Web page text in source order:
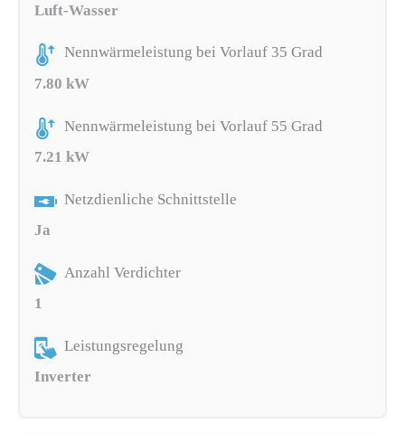
Luft-Wasser
Nennwärmeleistung bei Vorlauf 35 Grad
7.80 kW
Nennwärmeleistung bei Vorlauf 55 Grad
7.21 kW
Netzdienliche Schnittstelle
Ja
Anzahl Verdichter
1
Leistungsregelung
Inverter